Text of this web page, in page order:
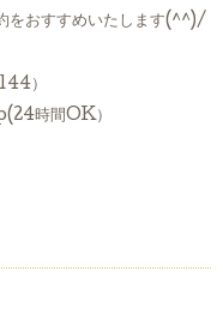
をおすすめいたします(^^)/
）
時間OK）